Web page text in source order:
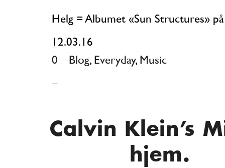
Helg = Albumet «Sun Structures»
12.03.16
0
Blog, Everyday, Music
Calvin Klein’s
hjem.